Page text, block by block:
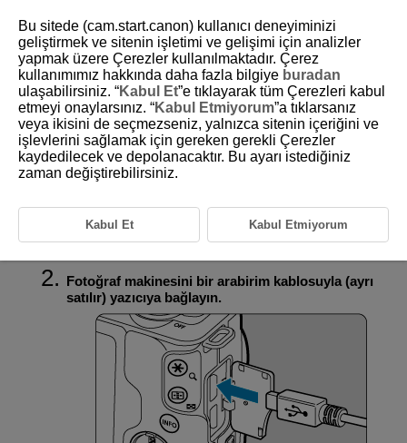
D101-126
Baskı
Direkt baskıda, makinedeki talimatlara bakarken, tüm işlemler
makineden gerçekleştirilir.
Yazıcıyı hazırlayın.
Ayrıntılar için, yazıcının kullanım kılavuzuna başvurun.
Fotoğraf makinesini bir arabirim kablosuyla (ayrı
satılır) yazıcıya bağlayın.
Bu sitede (cam.start.canon) kullanıcı deneyiminizi
geliştirmek ve sitenin işletimi ve gelişimi için analizler
yapmak üzere Çerezler kullanılmaktadır. Çerez
kullanımımız hakkında daha fazla bilgiye buradan
ulaşabilirsiniz. “Kabul Et”e tıklayarak tüm Çerezleri kabul
etmeyi onaylarsınız. “Kabul Etmiyorum”a tıklarsanız
veya ikisini de seçmezseniz, yalnızca sitenin içeriğini ve
işlevlerini sağlamak için gereken gerekli Çerezler
kaydedilecek ve depolanacaktır. Bu ayarı istediğiniz
zaman değiştirebilirsiniz.
Kabul Et Kabul Etmiyorum